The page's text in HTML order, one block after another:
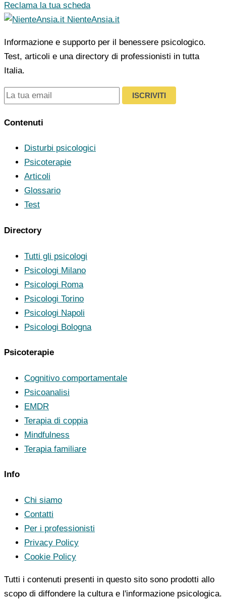
Reclama la tua scheda
NienteAnsia.it
Informazione e supporto per il benessere psicologico.
Test, articoli e una directory di professionisti in tutta
Italia.
ISCRIVITI
Contenuti
Disturbi psicologici
Psicoterapie
Articoli
Glossario
Test
Directory
Tutti gli psicologi
Psicologi Milano
Psicologi Roma
Psicologi Torino
Psicologi Napoli
Psicologi Bologna
Psicoterapie
Cognitivo comportamentale
Psicoanalisi
EMDR
Terapia di coppia
Mindfulness
Terapia familiare
Info
Chi siamo
Contatti
Per i professionisti
Privacy Policy
Cookie Policy
Tutti i contenuti presenti in questo sito sono prodotti allo
scopo di diffondere la cultura e l'informazione psicologica.